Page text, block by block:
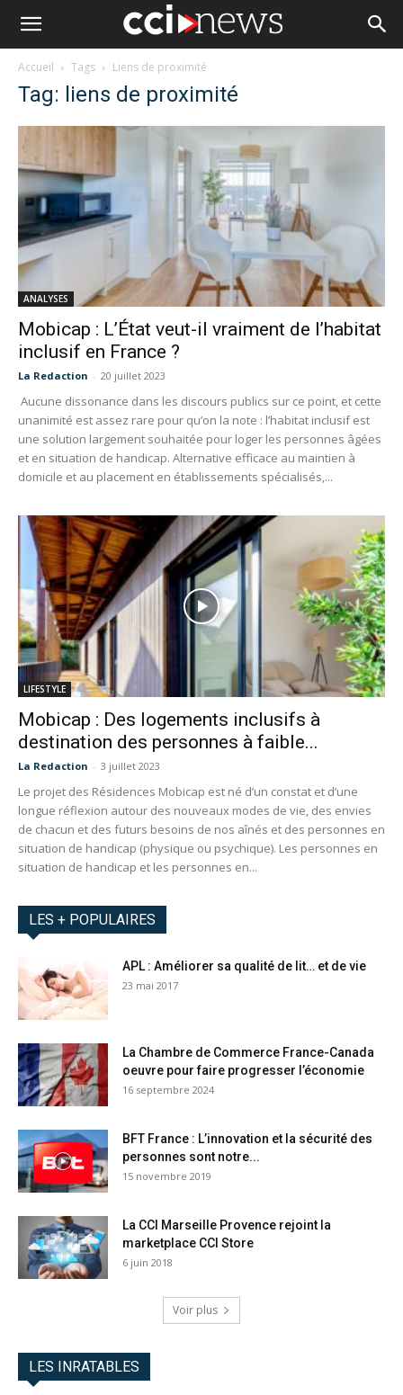
Accueil Tags Liens de proximité
Tag: liens de proximité
ANALYSES
Mobicap : L’État veut-il vraiment de l’habitat
inclusif en France ?
La Redaction - 20 juillet 2023
Aucune dissonance dans les discours publics sur ce point, et cette
unanimité est assez rare pour qu’on la note : l’habitat inclusif est
une solution largement souhaitée pour loger les personnes âgées
et en situation de handicap. Alternative efficace au maintien à
domicile et au placement en établissements spécialisés,...
LIFESTYLE
Mobicap : Des logements inclusifs à
destination des personnes à faible...
La Redaction - 3 juillet 2023
Le projet des Résidences Mobicap est né d’un constat et d’une
longue réflexion autour des nouveaux modes de vie, des envies
de chacun et des futurs besoins de nos aînés et des personnes en
situation de handicap (physique ou psychique). Les personnes en
situation de handicap et les personnes en...
LES + POPULAIRES
APL : Améliorer sa qualité de lit… et de vie
23 mai 2017
La Chambre de Commerce France-Canada
oeuvre pour faire progresser l’économie
16 septembre 2024
BFT France : L’innovation et la sécurité des
personnes sont notre...
15 novembre 2019
La CCI Marseille Provence rejoint la
marketplace CCI Store
6 juin 2018
Voir plus
LES INRATABLES